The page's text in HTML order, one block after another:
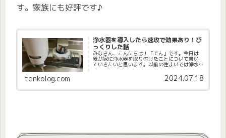
す。家族にも好評です♪
浄水器を導入したら速攻で効果あり！び
っくりした話
みなさん、こんにちは！「てん」です。今日は
我が家に浄水器を取り付けたことについて書い
ていきたいと思います。以前の住まいでは浄水
しいものを購入することを先延ばしにしていま
した。そのため、引っ越してから...
tenkolog.com 2024.07.18